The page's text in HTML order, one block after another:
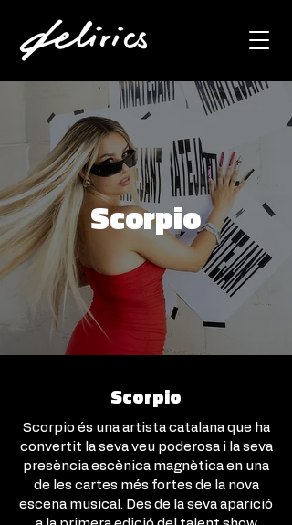
Scorpio
Scorpio
Scorpio és una artista catalana que ha
convertit la seva veu poderosa i la seva
presència escènica magnètica en una
de les cartes més fortes de la nova
escena musical. Des de la seva aparició